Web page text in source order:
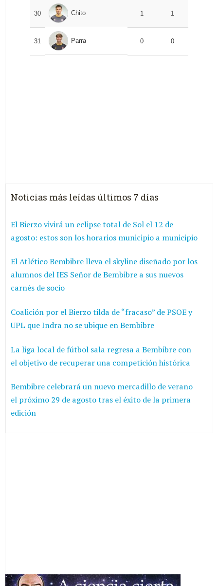
30 Chito 1 1
31 Parra 0 0
Noticias más leídas últimos 7 días
El Bierzo vivirá un eclipse total de Sol el 12 de
agosto: estos son los horarios municipio a municipio
El Atlético Bembibre lleva el skyline diseñado por los
alumnos del IES Señor de Bembibre a sus nuevos
carnés de socio
Coalición por el Bierzo tilda de “fracaso” de PSOE y
UPL que Indra no se ubique en Bembibre
La liga local de fútbol sala regresa a Bembibre con
el objetivo de recuperar una competición histórica
Bembibre celebrará un nuevo mercadillo de verano
el próximo 29 de agosto tras el éxito de la primera
edición